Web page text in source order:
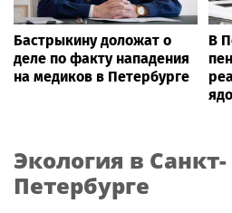
Бастрыкину доложат о
деле по факту нападения
на медиков в Петербурге
В
Экология в Санкт-
Петербурге